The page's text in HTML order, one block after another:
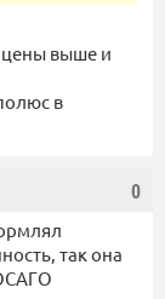
цены выше и
в
0
так она